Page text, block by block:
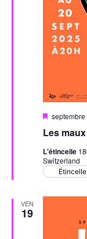
Les
Mis
avant
L'étincelle
Switzerland
Étincelle
VEN
19